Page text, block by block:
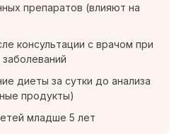
препаратов (влияют на
консультации с врачом при
диеты за сутки до анализа
продукты)
младше 5 лет